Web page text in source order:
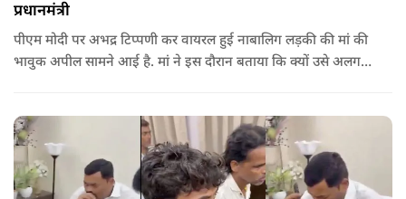
प्रधानमंत्री
पीएम मोदी पर अभद्र टिप्पणी कर वायरल हुई नाबालिग लड़की की मां की
भावुक अपील सामने आई है. मां ने इस दौरान बताया कि क्यों उसे अलग
को गोद लेने के लिए पीएम से अपील भी की है.